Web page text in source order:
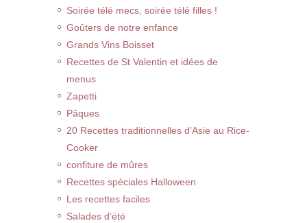
Soirée télé mecs, soirée télé filles !
Goûters de notre enfance
Grands Vins Boisset
Recettes de St Valentin et idées de
menus
Zapetti
Pâques
20 Recettes traditionnelles d’Asie au Rice-
Cooker
confiture de mûres
Recettes spéciales Halloween
Les recettes faciles
Salades d’été